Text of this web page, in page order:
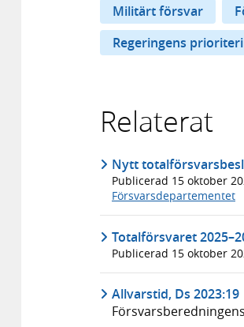
Militärt försvar
Regeringens
Relaterat
Nytt
Publicerad 15 oktober
Försvarsdepartementet
Totalförsvaret
Publicerad 15 oktober
Allvarstid, Ds 2023:19